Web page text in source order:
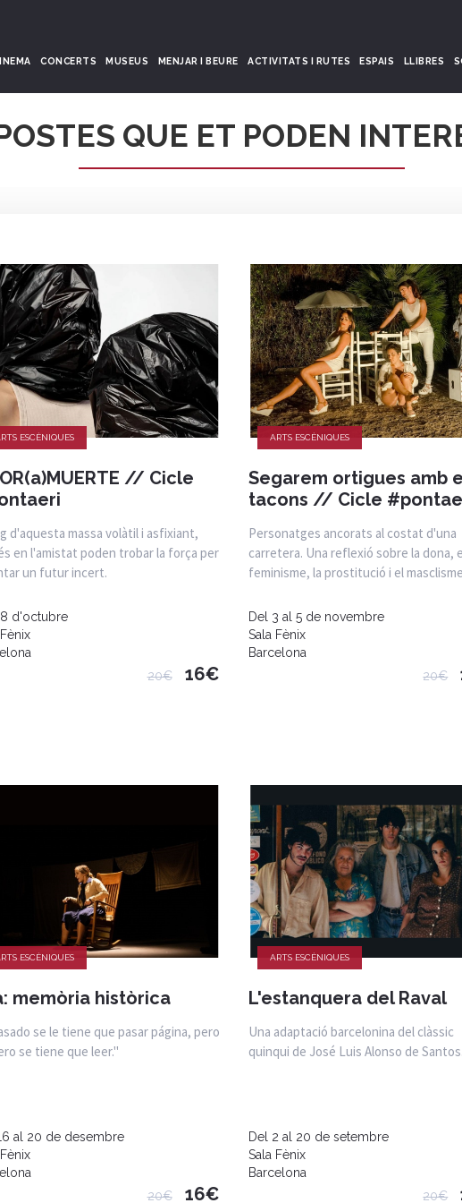
CONCERTS MUSEUS MENJAR I BEURE ACTIVITATS I RUTES ESPAIS LLIBRES
QUE ET PODEN
ESCÈNIQUES
// Cicle
d'aquesta massa volàtil i asfixiant,
en l'amistat poden trobar la força per
un futur incert.
d'octubre
20€
16€
ARTS ESCÈNIQUES
Segarem ortigues amb
tacons // Cicle
Personatges ancorats al costat d'una
carretera. Una reflexió sobre la dona,
feminisme, la prostitució i el
Del 3 al 5 de novembre
Sala Fènix
Barcelona
20€
ESCÈNIQUES
memòria històrica
se le tiene que pasar página, pero
se tiene que leer."
al 20 de desembre
20€
16€
ARTS ESCÈNIQUES
L'estanquera del Raval
Una adaptació barcelonina del clàssic
quinqui de José Luis Alonso de Santos.
Del 2 al 20 de setembre
Sala Fènix
Barcelona
20€